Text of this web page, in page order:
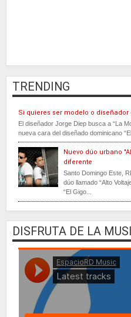
TRENDING
Si quieres ser modelo o diseñador
El diseñador Jorge Diep busca a “La
nueva cara del diseñado dominicano
Nuevo dúo urbano
diferente
Santo Domingo Este,
dúo llamado “Alto
“El Gigo...
DISFRUTA DE LA